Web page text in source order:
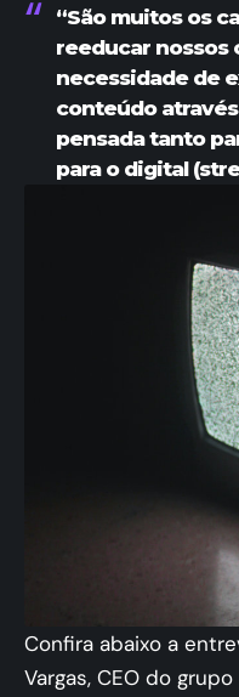
“São muitos os
reeducar nossos
necessidade de
conteúdo
pensada tanto
para o digital
Confira abaixo a
Vargas, CEO do